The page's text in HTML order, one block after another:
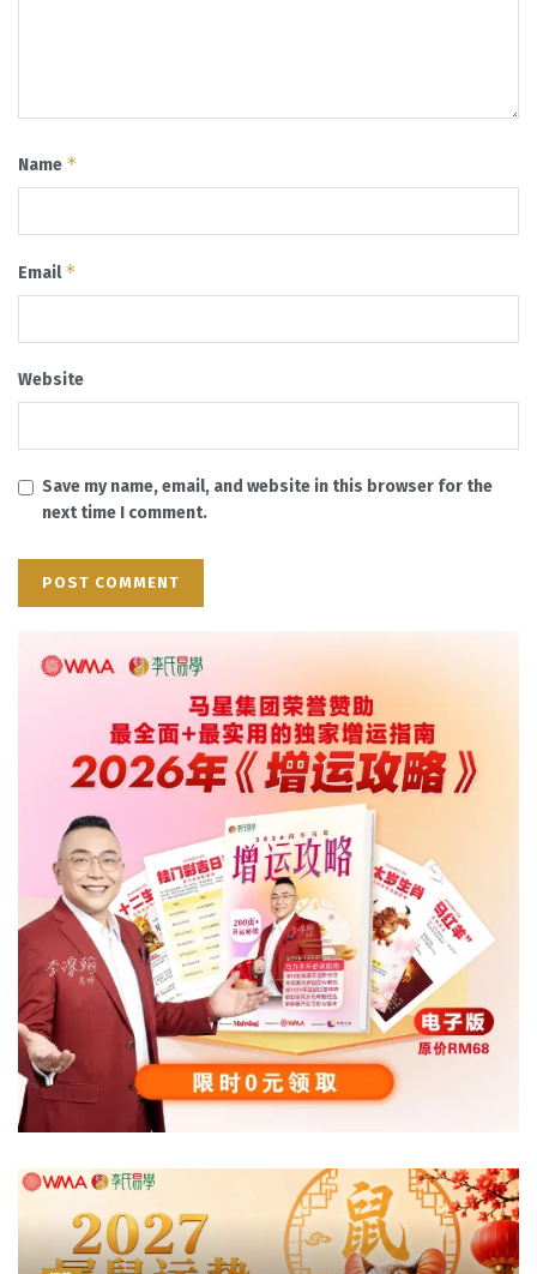
Name *
Email*
Website
Save my name, email, and website in this browser for the
next time I comment.